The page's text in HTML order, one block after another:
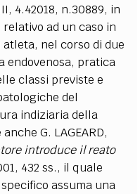
4.42018, n.30889, in
relativo ad un caso in
nel corso di due
endovenosa, pratica
classi previste e
del
indiziaria della
G. LAGEARD,
introduce il reato
432 ss., il quale
assuma una